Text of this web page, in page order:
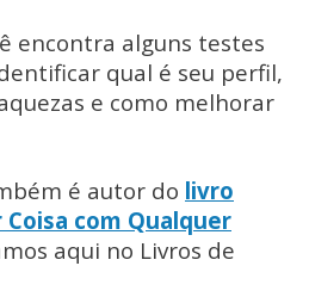
encontra alguns testes
qual é seu perfil,
e como melhorar
é autor do livro
com Qualquer
aqui no Livros de